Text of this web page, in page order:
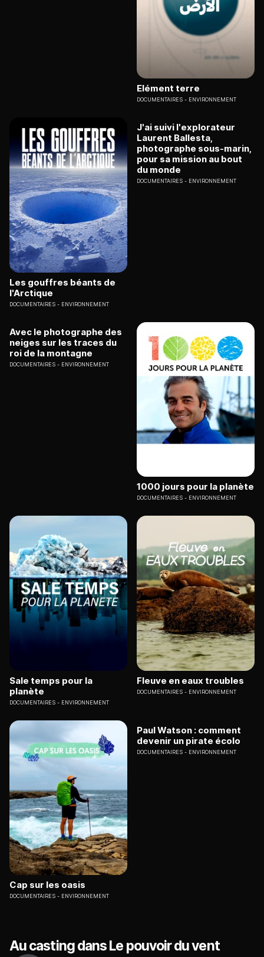
Elément terre
DOCUMENTAIRES ENVIRONNEMENT
Les gouffres béants de
l'Arctique
DOCUMENTAIRES ENVIRONNEMENT
J'ai suivi l'explorateur
Laurent Ballesta,
photographe sous-marin,
pour sa mission au bout
du monde
DOCUMENTAIRES ENVIRONNEMENT
Avec le photographe des
neiges sur les traces du
roi de la montagne
DOCUMENTAIRES ENVIRONNEMENT
1000 jours pour la planète
DOCUMENTAIRES ENVIRONNEMENT
Sale temps pour la
planète
DOCUMENTAIRES ENVIRONNEMENT
Fleuve en eaux troubles
DOCUMENTAIRES ENVIRONNEMENT
Cap sur les oasis
DOCUMENTAIRES ENVIRONNEMENT
Paul Watson : comment
devenir un pirate écolo
DOCUMENTAIRES ENVIRONNEMENT
Au casting dans Le pouvoir du vent